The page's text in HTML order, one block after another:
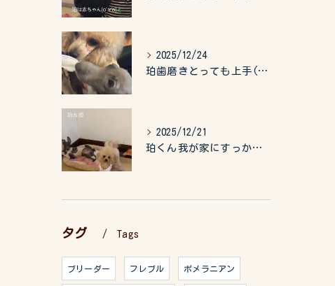
2025/12/24
珀歯磨きとっても上手(о´∀`о)
2025/12/21
珀くん我が家にすっかりなれて、キッズのお世話もしてくれて、今...
タグ Tags
ブリーダー フレブル ポメラニアン